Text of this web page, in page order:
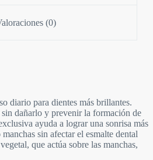
(0)
diario para dientes más brillantes.
dañarlo y prevenir la formación de
ayuda a lograr una sonrisa más
sin afectar el esmalte dental
que actúa sobre las manchas,